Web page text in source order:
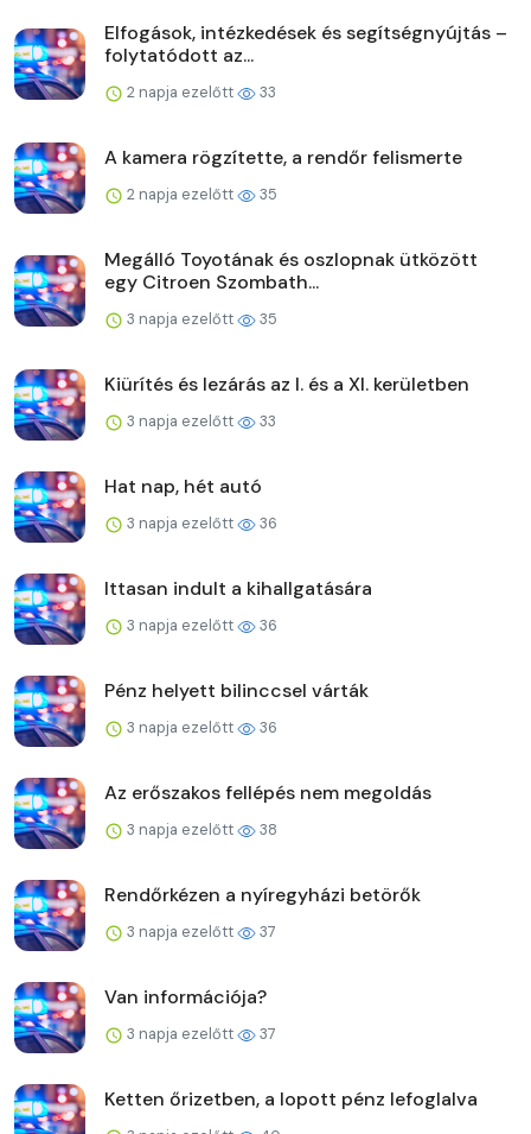
Elfogások, intézkedések és segítségnyújtás –
folytatódott az...
2 napja ezelőtt 33
A kamera rögzítette, a rendőr felismerte
2 napja ezelőtt 35
Megálló Toyotának és oszlopnak ütközött
egy Citroen Szombath...
3 napja ezelőtt 35
Kiürítés és lezárás az I. és a XI. kerületben
3 napja ezelőtt 33
Hat nap, hét autó
3 napja ezelőtt 36
Ittasan indult a kihallgatására
3 napja ezelőtt 36
Pénz helyett bilinccsel várták
3 napja ezelőtt 36
Az erőszakos fellépés nem megoldás
3 napja ezelőtt 38
Rendőrkézen a nyíregyházi betörők
3 napja ezelőtt 37
Van információja?
3 napja ezelőtt 37
Ketten őrizetben, a lopott pénz lefoglalva